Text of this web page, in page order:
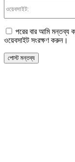
পরের বার আমি মন্তব্য
ওয়েবসাইট সংরক্ষণ করুন।